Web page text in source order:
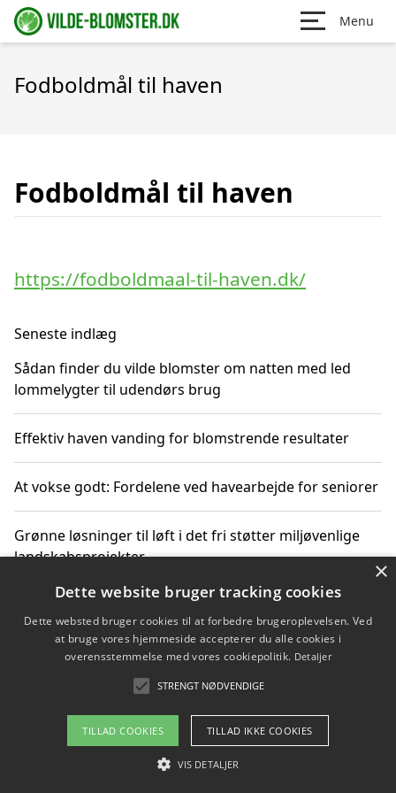
Menu
Fodboldmål til haven
Fodboldmål til haven
https://fodboldmaal-til-haven.dk/
Seneste indlæg
Sådan finder du vilde blomster om natten med led
lommelygter til udendørs brug
Effektiv haven vanding for blomstrende resultater
At vokse godt: Fordelene ved havearbejde for seniorer
Grønne løsninger til løft i det fri støtter miljøvenlige
landskabsprojekter
Gør haven til et frirum for familien og naturen
Copyright 2026 - Pilanto Aps
Om / kontakt
Blog Betingelser
×
Dette website bruger tracking cookies
Dette websted bruger cookies til at forbedre brugeroplevelsen. Ved
at bruge vores hjemmeside accepterer du alle cookies i
overensstemmelse med vores cookiepolitik. Detaljer
STRENGT NØDVENDIGE
TILLAD COOKIES TILLAD IKKE COOKIES
VIS DETALJER